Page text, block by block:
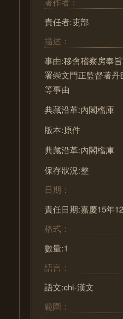
責任者:吏部
描述：
事由:移會稽察房奉
署崇文門正監督著
等事由
典藏沿革:內閣檔庫
版本:原件
典藏沿革:內閣檔庫
保存狀況:整
日期：
責任日期:嘉慶15年
格式：
數量:1
語言：
語文:chi-漢文
範圍：